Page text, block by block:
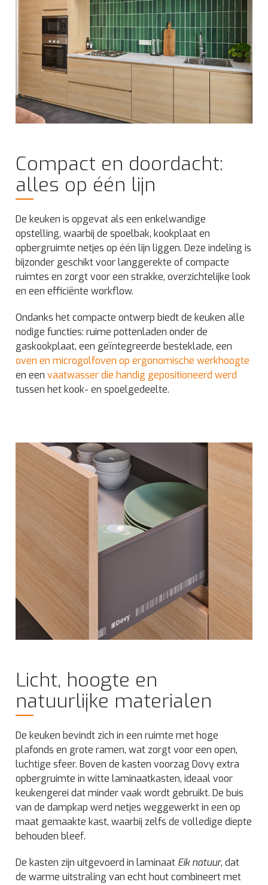
Compact en doordacht:
alles op één lijn
De keuken is opgevat als een enkelwandige
opstelling, waarbij de spoelbak, kookplaat en
opbergruimte netjes op één lijn liggen. Deze indeling is
bijzonder geschikt voor langgerekte of compacte
ruimtes en zorgt voor een strakke, overzichtelijke look
en een efficiënte workflow.
Ondanks het compacte ontwerp biedt de keuken alle
nodige functies: ruime pottenladen onder de
gaskookplaat, een geïntegreerde besteklade, een
oven en microgolfoven op ergonomische werkhoogte
en eenvaatwasser die handig gepositioneerd werd
tussen het kook- en spoelgedeelte.
Licht, hoogte en
natuurlijke materialen
De keuken bevindt zich in een ruimte met hoge
plafonds en grote ramen, wat zorgt voor een open,
luchtige sfeer. Boven de kasten voorzag Dovy extra
opbergruimte in witte laminaatkasten, ideaal voor
keukengerei dat minder vaak wordt gebruikt. De buis
van de dampkap werd netjes weggewerkt in een op
maat gemaakte kast, waarbij zelfs de volledige diepte
behouden bleef.
De kasten zijn uitgevoerd in laminaat Eik natuur, dat
de warme uitstraling van echt hout combineert met